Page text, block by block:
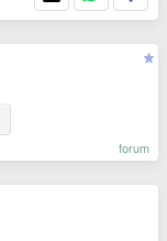
forum